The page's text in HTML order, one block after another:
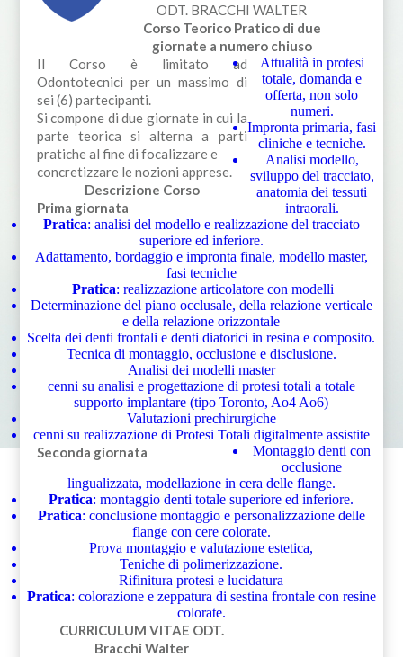
ODT. BRACCHI WALTER
Corso Teorico Pratico di due
giornate a numero chiuso
Il Corso è limitato ad
Odontotecnici per un massimo di
sei (6) partecipanti.
Si compone di due giornate in cui la
parte teorica si alterna a parti
pratiche al fine di focalizzare e
concretizzare le nozioni apprese.
Descrizione Corso
Prima giornata
Attualità in protesi
totale, domanda e
offerta, non solo
numeri.
Impronta primaria, fasi
cliniche e tecniche.
Analisi modello,
sviluppo del tracciato,
anatomia dei tessuti
intraorali.
Pratica: analisi del modello e realizzazione del tracciato
superiore ed inferiore.
Adattamento, bordaggio e impronta finale, modello master,
fasi tecniche
Pratica: realizzazione articolatore con modelli
Determinazione del piano occlusale, della relazione verticale
e della relazione orizzontale
Scelta dei denti frontali e denti diatorici in resina e composito.
Tecnica di montaggio, occlusione e disclusione.
Analisi dei modelli master
cenni su analisi e progettazione di protesi totali a totale
supporto implantare (tipo Toronto, Ao4 Ao6)
Valutazioni prechirurgiche
cenni su realizzazione di Protesi Totali digitalmente assistite
Seconda giornata
Montaggio denti con
occlusione
lingualizzata, modellazione in cera delle flange.
Pratica: montaggio denti totale superiore ed inferiore.
Pratica: conclusione montaggio e personalizzazione delle
flange con cere colorate.
Prova montaggio e valutazione estetica,
Teniche di polimerizzazione.
Rifinitura protesi e lucidatura
Pratica: colorazione e zeppatura di sestina frontale con resine
colorate.
CURRICULUM VITAE ODT.
Bracchi Walter